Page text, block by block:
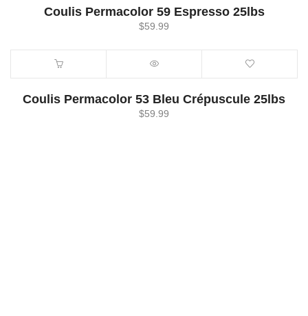
Coulis Permacolor 59 Espresso 25lbs
$59.99
Coulis Permacolor 53 Bleu Crépuscule 25lbs
$59.99